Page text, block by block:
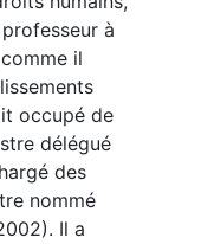
à
il
occupé de
délégué
des
nommé
Il a